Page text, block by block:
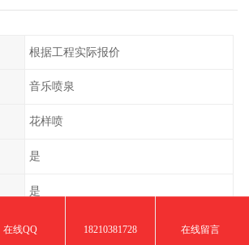
根据工程实际报价
音乐喷泉
花样喷
是
是
工业不锈钢管/热镀锌钢管/铜
在线QQ 18210381728 在线留言